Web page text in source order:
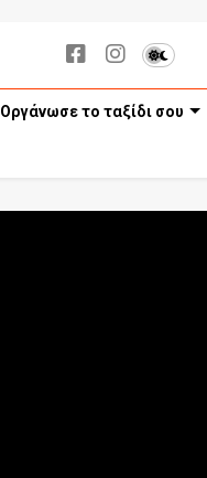
Οργάνωσε το ταξίδι σου